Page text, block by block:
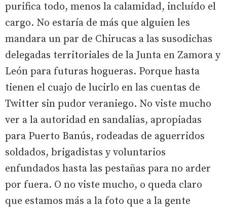
purifica todo, menos la calamidad, incluído el
cargo. No estaría de más que alguien les
mandara un par de Chirucas a las susodichas
delegadas territoriales de la Junta en Zamora y
León para futuras hogueras. Porque hasta
tienen el cuajo de lucirlo en las cuentas de
Twitter sin pudor veraniego. No viste mucho
ver a la autoridad en sandalias, apropiadas
para Puerto Banús, rodeadas de aguerridos
soldados, brigadistas y voluntarios
enfundados hasta las pestañas para no arder
por fuera. O no viste mucho, o queda claro
que estamos más a la foto que a la gente